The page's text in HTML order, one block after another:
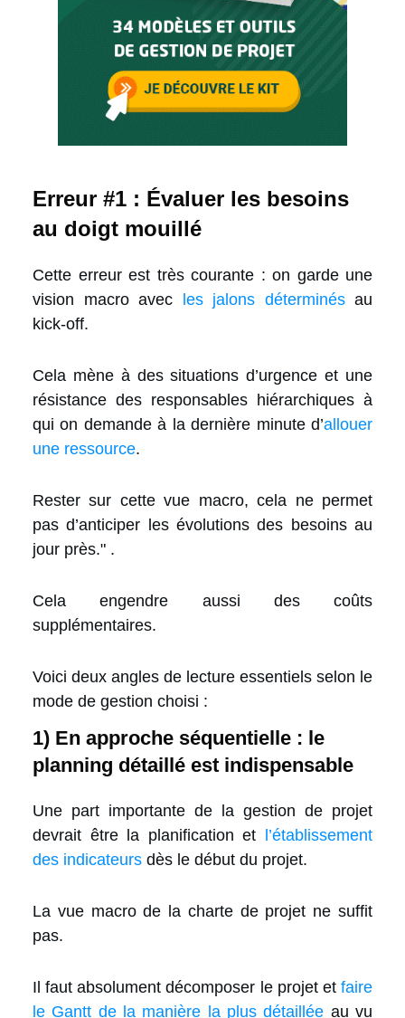
Erreur #1 : Évaluer les besoins
au doigt mouillé
Cette erreur est très courante : on garde une
vision macro avec
les jalons déterminésau
kick-off.
Cela mène à des situations d’urgence et une
résistance des responsables hiérarchiques à
qui on demande à la dernière minute d’allouer
une ressource.
Rester sur cette vue macro, cela ne permet
pas d’anticiper les évolutions des besoins au
jour près." .
Cela engendre aussi des coûts
supplémentaires.
Voici deux angles de lecture essentiels selon le
mode de gestion choisi :
1) En approche séquentielle : le
planning détaillé est indispensable
Une part importante de la gestion de projet
devrait être la planification et
l’établissement
des indicateurs dès le début du projet.
La vue macro de la charte de projet ne suffit
pas.
Il faut absolument décomposer le projet et faire
le Gantt de la manière la plus détaillée au vu